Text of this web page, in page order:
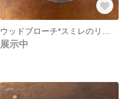
展示中